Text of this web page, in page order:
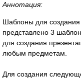
Аннотация:
Шаблоны для
представлено 3
для создания
любым предметам.
Для создания